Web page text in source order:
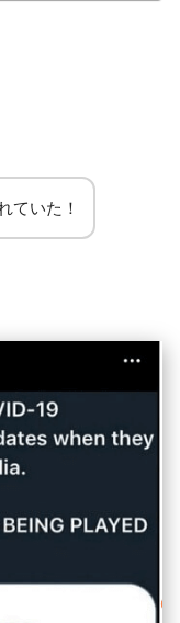
ていた！